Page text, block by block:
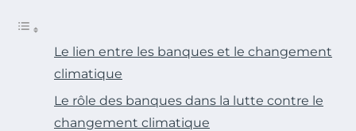
Le lien entre les banques et le changement
climatique
Le rôle des banques dans la lutte contre le
changement climatique